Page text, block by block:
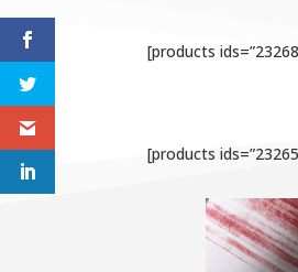
[products
[products